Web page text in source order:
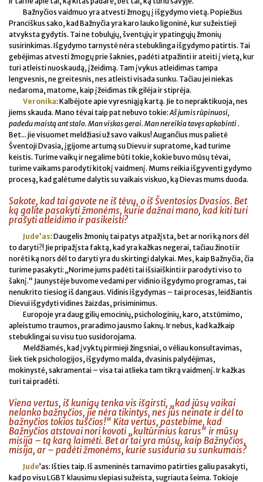
Bažnyčios vaidmuo yra atvesti žmogų į išgydymo vietą. Popiežius
Pranciškus sako, kad Bažnyčia yra karo lauko ligoninė, kur sužeistieji
atvyksta gydytis. Tai ne tobulųjų, šventųjų ir ypatingųjų žmonių
susirinkimas. Išgydymo tarnystė nėra stebuklinga išgydymo patirtis. Tai
gebėjimas atvesti žmogų prie šaknies, padėti atpažinti ir ateiti į vietą, kur
turi atleisti nuoskaudą, įžeidimą. Tam įvykus atleidimas tampa
lengvesnis, ne greitesnis, nes atleisti visada sunku. Tačiau jei niekas
nedaroma, matome, kaip įžeidimas tik gilėja ir stiprėja.
Veronika: Kalbėjote apie vyresniąją kartą. Jie to nepraktikuoja, nes
jiems skauda. Mano tėvai taip pat nebuvo tokie: Aš jumis rūpinuosi,
padedu maistą ant stalo. Man viskas gerai. Man nereikia tavęs apkabinti.
Bet... jie visuomet meldžiasi už savo vaikus! Augančius mus palietė
Šventoji Dvasia, įgijome artumą su Dievu ir supratome, kad turime
keistis. Turime vaikų ir negalime būti tokie, kokie buvo mūsų tėvai,
turime vaikams parodyti kitokį vaidmenį. Mums reikia išgyventi gydymo
procesą, kad galėtume dalytis su vaikais viskuo, ką Dievas mums duoda.
Sakote, kad tai gavote ne iš tėvų, o iš Šventosios Dvasios. Bet
ką galite pasakyti žmonėms, kurie dažnai mano, kad kiti turi
prašyti atleidimo ir pasikeisti?
Jude’as: Daugelis žmonių tai patys atpažįsta, bet ar nori ką nors dėl
to daryti?! Jie pripažįsta faktą, kad yra kažkas negerai, tačiau žinoti ir
norėti ką nors dėl to daryti yra du skirtingi dalykai. Mes, kaip Bažnyčia, čia
turime pasakyti: „Norime jums padėti tai išsiaiškinti ir parodyti viso to
šaknį.“ Jaunystėje buvome vedami per vidinio išgydymo programas, tai
nenukrito tiesiog iš dangaus. Vidinis išgydymas – tai procesas, leidžiantis
Dievui išgydyti vidines žaizdas, prisiminimus.
Europoje yra daug gilių emocinių, psichologinių, karo, atstūmimo,
apleistumo traumos, praradimo jausmo šaknų. Ir nebus, kad kažkaip
stebuklingai su visu tuo susidorojama.
Meldžiamės, kad įvyktų pirmieji žingsniai, o vėliau konsultavimas,
šiek tiek psichologijos, išgydymo malda, dvasinis palydėjimas,
mokinystė, sakramentai – visa tai atlieka tam tikrą vaidmenį. Ir kažkas
turi tai pradėti.
Viena vertus, iš kunigų tenka vis išgirsti, „kad jūsų vaikai
nelanko bažnyčios, jie nėra tikintys, nes jūs neinate ir dėl to
bažnyčios tokios tuščios!“ Kita vertus, pastebime, kad
Bažnyčios atstovai nori kovoti „kultūrinius karus“ ir mūsų
misija – tą karą laimėti. Bet ar tai yra mūsų, kaip Bažnyčios,
misija, ar – padėti žmonėms, kurie susiduria su sunkumais?
Jude’as: Išties taip. Iš asmeninės tarnavimo patirties galiu pasakyti,
kad po visu LGBT klausimu slepiasi sužeista, sugriauta šeima. Tokioje